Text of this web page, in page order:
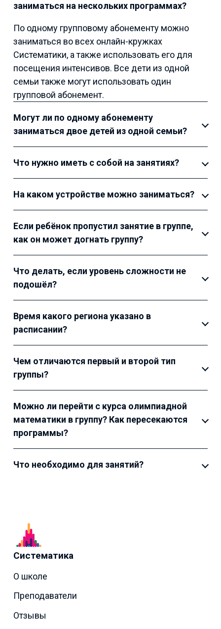
заниматься на нескольких программах?
По одному групповому абонементу можно
заниматься во всех онлайн-кружках
Систематики, а также использовать его для
посещения интенсивов. Все дети из одной
семьи также могут использовать один
групповой абонемент.
Могут ли по одному абонементу
заниматься двое детей из одной семьи?
Что нужно иметь с собой на занятиях?
На каком устройстве можно заниматься?
Если ребёнок пропустил занятие в группе,
как он может догнать группу?
Что делать, если уровень сложности не
подошёл?
Время какого региона указано в
расписании?
Чем отличаются первый и второй тип
группы?
Можно ли перейти с курса олимпиадной
математики в группу? Как пересекаются
программы?
Что необходимо для занятий?
Систематика
О школе
Преподаватели
Отзывы